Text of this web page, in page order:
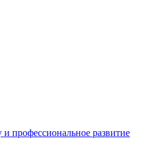
и профессиональное развитие